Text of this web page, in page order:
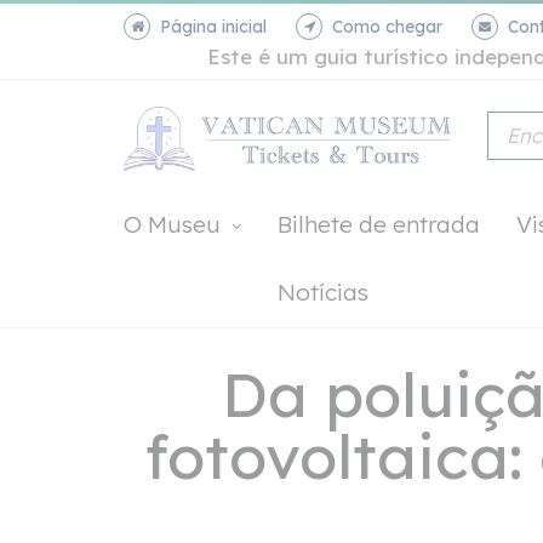
Página inicial Como chegar
Este é um guia turístico
O Museu Bilhete de entrada
Notícias
Da
fotovoltaica: